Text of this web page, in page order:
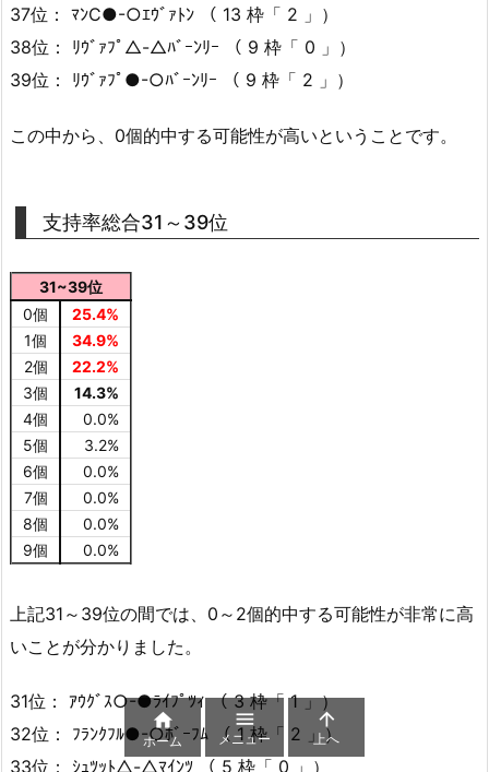
37位： ﾏﾝC●-○ｴｳﾞｧﾄﾝ （ 13 枠「 2 」）
38位： ﾘｳﾞｧﾌﾟ△-△ﾊﾞｰﾝﾘｰ （ 9 枠「 0 」）
39位： ﾘｳﾞｧﾌﾟ●-○ﾊﾞｰﾝﾘｰ （ 9 枠「 2 」）
この中から、0個的中する可能性が高いということです。
支持率総合31～39位
31~39位
0個
25.4%
1個
34.9%
2個
22.2%
3個
14.3%
4個
0.0%
5個
3.2%
6個
0.0%
7個
0.0%
8個
0.0%
9個
0.0%
上記31～39位の間では、0～2個的中する可能性が非常に高
いことが分かりました。
31位： ｱｳｸﾞｽ○-●ﾗｲﾌﾟﾂｨ （ 3 枠「 1 」）
32位： ﾌﾗﾝｸﾌﾙ●-○ﾎﾞｰﾌﾑ （ 1 枠「 2 」）
33位： ｼｭﾂｯﾄ△-△ﾏｲﾝﾂ （ 5 枠「 0 」）

ホーム

メニュー

上へ